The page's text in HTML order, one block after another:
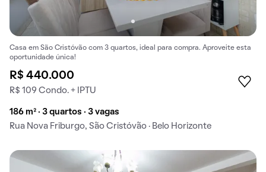
Casa em São Cristóvão com 3 quartos, ideal para compra. Aproveite esta
oportunidade única!
R$ 440.000
R$ 109 Condo. + IPTU
186 m² · 3 quartos · 3 vagas
Rua Nova Friburgo, São Cristóvão · Belo Horizonte